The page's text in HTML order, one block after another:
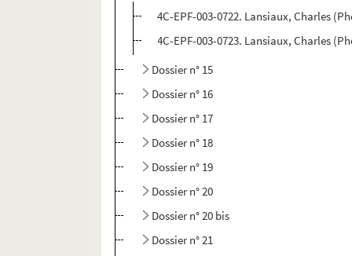
4C-EPF-003-0722. Lansiaux, Charles
4C-EPF-003-0723. Lansiaux, Charles
Dossier n° 15
Dossier n° 16
Dossier n° 17
Dossier n° 18
Dossier n° 19
Dossier n° 20
Dossier n° 20 bis
Dossier n° 21